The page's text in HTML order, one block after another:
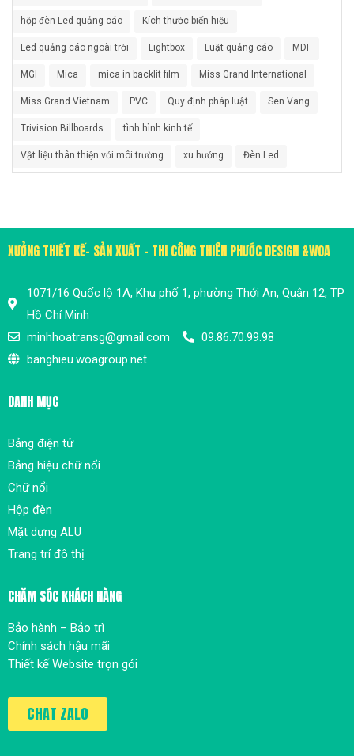
hộp đèn Led quảng cáo Kích thước biển hiệu
Led quảng cáo ngoài trời Lightbox Luật quảng cáo MDF
MGI Mica mica in backlit film Miss Grand International
Miss Grand Vietnam PVC Quy định pháp luật Sen Vang
Trivision Billboards tình hình kinh tế
Vật liệu thân thiện với môi trường xu hướng Đèn Led
XƯỞNG THIẾT KẾ- SẢN XUẤT - THI CÔNG THIÊN PHƯỚC DESIGN &WOA
1071/16 Quốc lộ 1A, Khu phố 1, phường Thới An, Quận 12, TP
Hồ Chí Minh
minhhoatransg@gmail.com
09.86.70.99.98
banghieu.woagroup.net
DANH MỤC
Bảng điện tử
Bảng hiệu chữ nổi
Chữ nổi
Hộp đèn
Mặt dựng ALU
Trang trí đô thị
CHĂM SÓC KHÁCH HÀNG
Bảo hành – Bảo trì
Chính sách hậu mãi
Thiết kế Website trọn gói
CHAT ZALO